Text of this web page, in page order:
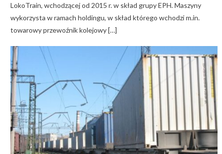
LokoTrain, wchodzącej od 2015 r. w skład grupy EPH. Maszyny
wykorzysta w ramach holdingu, w skład którego wchodzi m.in.
towarowy przewoźnik kolejowy […]